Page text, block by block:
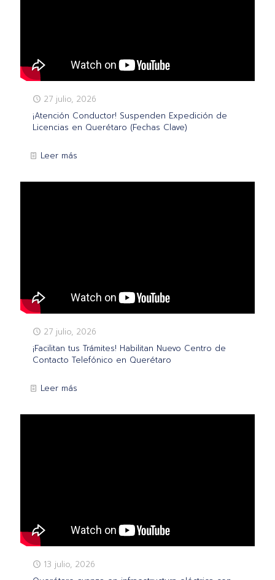
27 julio, 2026
¡Atención Conductor! Suspenden Expedición de
Licencias en Querétaro (Fechas Clave)
Leer más
27 julio, 2026
¡Facilitan tus Trámites! Habilitan Nuevo Centro de
Contacto Telefónico en Querétaro
Leer más
13 julio, 2026